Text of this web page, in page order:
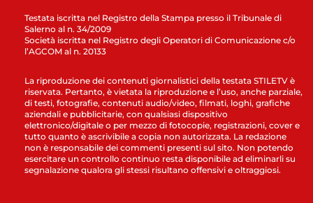
Testata iscritta nel Registro della Stampa presso il Tribunale di
Salerno al n. 34/2009
Società iscritta nel Registro degli Operatori di Comunicazione c/o
l’AGCOM al n. 20133
La riproduzione dei contenuti giornalistici della testata STILETV è
riservata. Pertanto, è vietata la riproduzione e l’uso, anche parziale,
di testi, fotografie, contenuti audio/video, filmati, loghi, grafiche
aziendali e pubblicitarie, con qualsiasi dispositivo
elettronico/digitale o per mezzo di fotocopie, registrazioni, cover e
tutto quanto è ascrivibile a copia non autorizzata. La redazione
non è responsabile dei commenti presenti sul sito. Non potendo
esercitare un controllo continuo resta disponibile ad eliminarli su
segnalazione qualora gli stessi risultano offensivi e oltraggiosi.